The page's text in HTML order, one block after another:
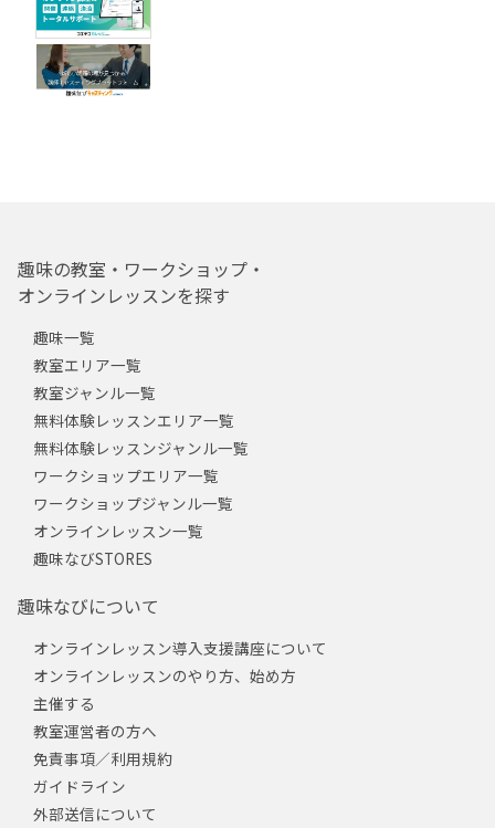
趣味の教室・ワークショップ・
オンラインレッスンを探す
趣味一覧
教室エリア一覧
教室ジャンル一覧
無料体験レッスンエリア一覧
無料体験レッスンジャンル一覧
ワークショップエリア一覧
ワークショップジャンル一覧
オンラインレッスン一覧
趣味なびSTORES
趣味なびについて
オンラインレッスン導入支援講座について
オンラインレッスンのやり方、始め方
主催する
教室運営者の方へ
免責事項／利用規約
ガイドライン
外部送信について